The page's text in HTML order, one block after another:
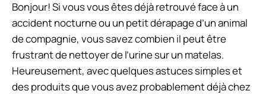
Bonjour! Si vous vous êtes déjà retrouvé face à un
accident nocturne ou un petit dérapage d’un animal
de compagnie, vous savez combien il peut être
frustrant de nettoyer de l’urine sur un matelas.
Heureusement, avec quelques astuces simples et
des produits que vous avez probablement déjà chez